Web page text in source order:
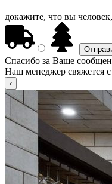
докажите, что вы
Спасибо за Ваше
Наш менеджер свяжется